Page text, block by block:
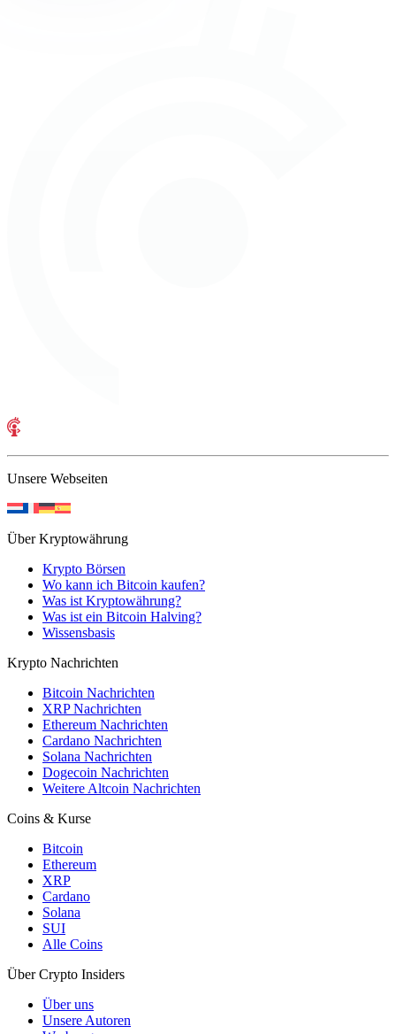
Unsere Webseiten
Über Kryptowährung
Krypto Börsen
Wo kann ich Bitcoin kaufen?
Was ist Kryptowährung?
Was ist ein Bitcoin Halving?
Wissensbasis
Krypto Nachrichten
Bitcoin Nachrichten
XRP Nachrichten
Ethereum Nachrichten
Cardano Nachrichten
Solana Nachrichten
Dogecoin Nachrichten
Weitere Altcoin Nachrichten
Coins & Kurse
Bitcoin
Ethereum
XRP
Cardano
Solana
SUI
Alle Coins
Über Crypto Insiders
Über uns
Unsere Autoren